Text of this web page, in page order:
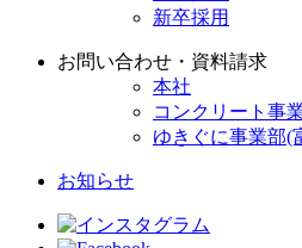
新卒採用
お問い合わせ・資料請求
本社
コンクリート事
ゆきぐに事業部(
お知らせ